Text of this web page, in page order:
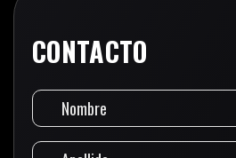
CONTACTO